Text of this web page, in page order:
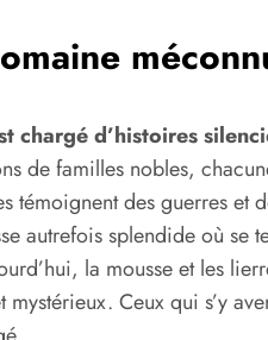
chargé d’histoires
de familles nobles,
témoignent des guerres et
autrefois splendide où se
la mousse et les
Ceux qui s’y